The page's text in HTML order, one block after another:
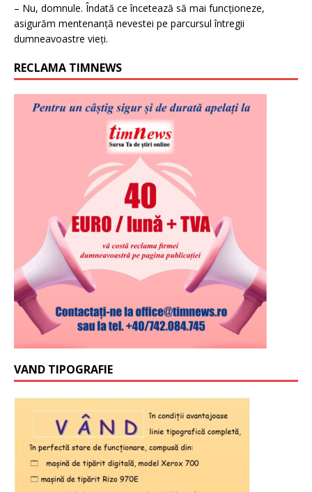
– Nu, domnule. Îndată ce încetează să mai funcționeze,
asigurăm mentenanță nevestei pe parcursul întregii
dumneavoastre vieți.
RECLAMA TIMNEWS
VAND TIPOGRAFIE